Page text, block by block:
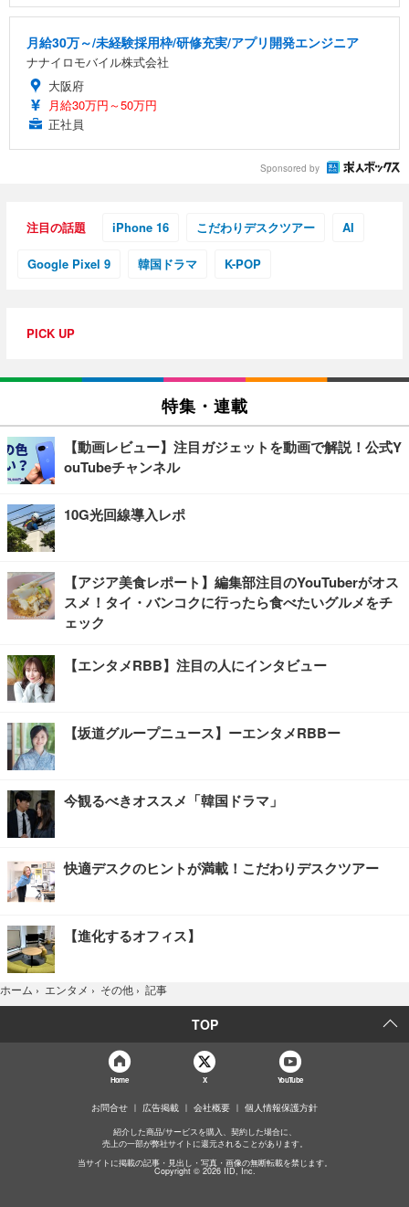
月給30万～/未経験採用枠/研修充実/アプリ開発エンジニア
ナナイロモバイル株式会社
大阪府
月給30万円～50万円
正社員
Sponsored by
注目の話題 iPhone 16 こだわりデスクツアー AI
Google Pixel 9 韓国ドラマ K-POP
PICK UP
特集・連載
【動画レビュー】注目ガジェットを動画で解説！公式Y
ouTubeチャンネル
10G光回線導入レポ
【アジア美食レポート】編集部注目のYouTuberがオス
スメ！タイ・バンコクに行ったら食べたいグルメをチ
ェック
【エンタメRBB】注目の人にインタビュー
【坂道グループニュース】ーエンタメRBBー
今観るべきオススメ「韓国ドラマ」
快適デスクのヒントが満載！こだわりデスクツアー
【進化するオフィス】
ホーム › エンタメ › その他 › 記事
TOP
Home X YouTube
お問合せ 広告掲載 会社概要 個人情報保護方針
紹介した商品/サービスを購入、契約した場合に、
売上の一部が弊社サイトに還元されることがあります。
当サイトに掲載の記事・見出し・写真・画像の無断転載を禁じます。
Copyright © 2026 IID, Inc.